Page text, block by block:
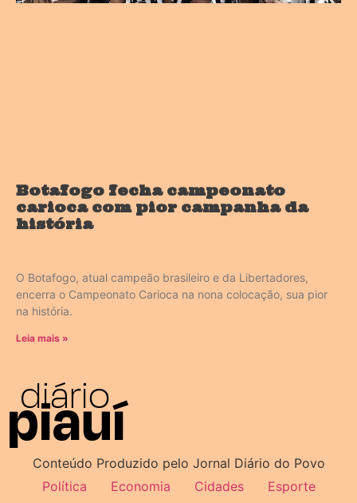
Botafogo fecha campeonato
carioca com pior campanha da
história
O Botafogo, atual campeão brasileiro e da Libertadores,
encerra o Campeonato Carioca na nona colocação, sua pior
na história.
Leia mais »
Conteúdo Produzido pelo Jornal Diário do Povo
Política
Economia Cidades
Esporte